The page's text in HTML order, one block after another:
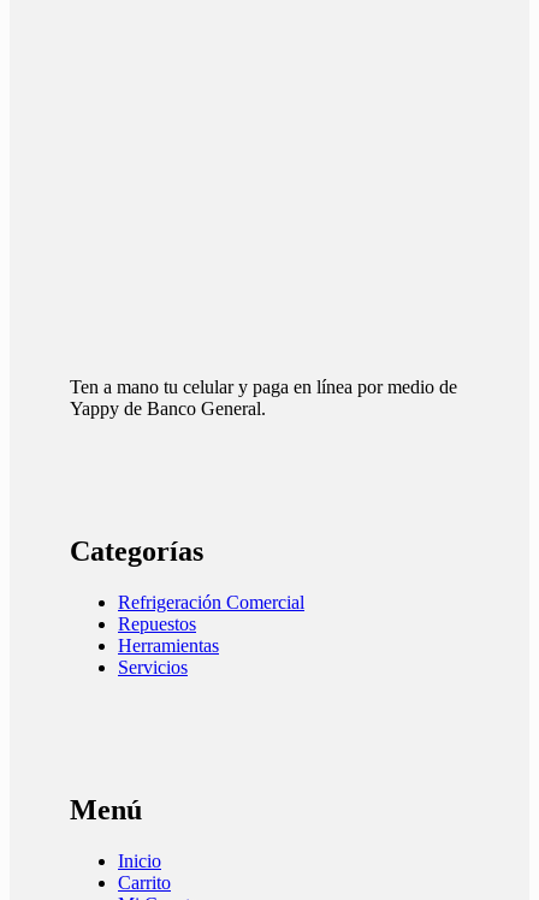
Ten a mano tu celular y paga en línea por medio de
Yappy de Banco General.
Categorías
Refrigeración Comercial
Repuestos
Herramientas
Servicios
Menú
Inicio
Carrito